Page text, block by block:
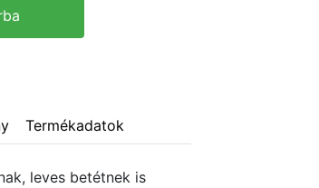
Termékadatok
leves betétnek is